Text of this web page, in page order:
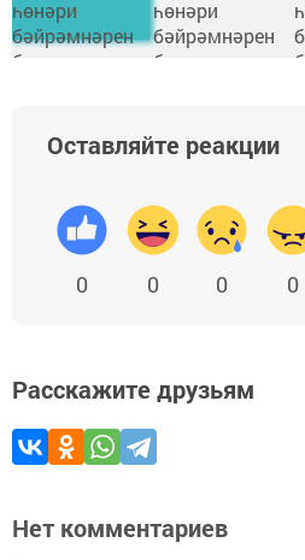
Оставляйте реакции
0 0 0 0
Расскажите друзьям
Нет комментариев